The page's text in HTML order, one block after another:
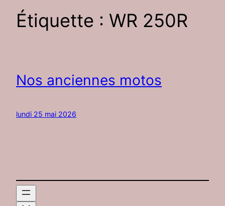
Étiquette : WR 250R
Nos anciennes motos
lundi 25 mai 2026